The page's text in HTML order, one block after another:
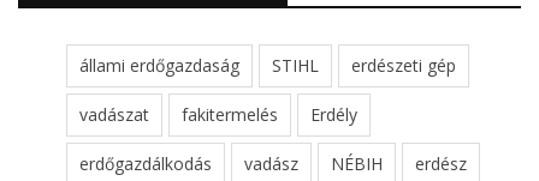
állami erdőgazdaság STIHL erdészeti gép
vadászat fakitermelés Erdély
erdőgazdálkodás vadász NÉBIH erdész